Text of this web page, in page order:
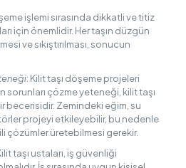
işlemi sırasında dikkatli ve titiz
için önemlidir. Her taşın düzgün
ve sıkıştırılması, sonucun
: Kilit taşı döşeme projeleri
sorunları çözme yeteneği, kilit taşı
becerisidir. Zemindeki eğim, su
projeyi etkileyebilir, bu nedenle
çözümler üretebilmesi gerekir.
taşı ustaları, iş güvenliği